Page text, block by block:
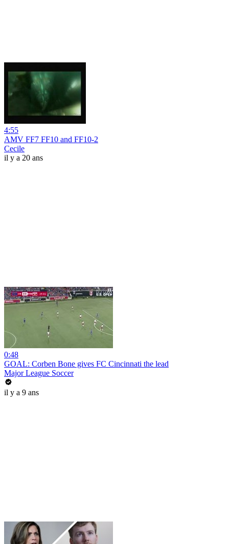
4:55
AMV FF7 FF10 and FF10-2
Cecile
il y a 20 ans
0:48
GOAL: Corben Bone gives FC Cincinnati the lead
Major League Soccer
il y a 9 ans